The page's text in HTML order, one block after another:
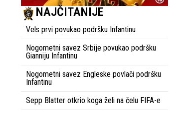
NAJČITANIJE
Vels prvi povukao podršku Infantinu
Nogometni savez Srbije povukao podršku
Gianniju Infantinu
Nogometni savez Engleske povlači podršku
Infantinu
Sepp Blatter otkrio koga želi na čelu FIFA-e